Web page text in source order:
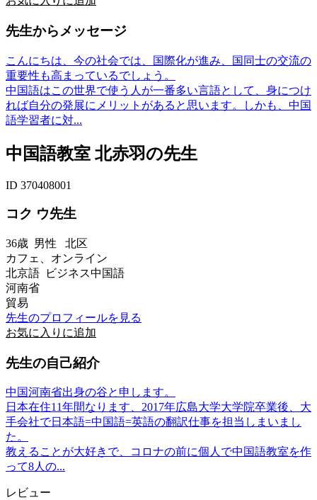
先生からメッセージ
こんにちは、今の社会では、国際化が進み、国同士の交流の
重要性も高まっているでしょう。
中国語はこの世界で使う人が一番多い言語として、身につけ
れば自分の発展にメリットがあると思います。しかも、中国
語学習者に対...
中国語教室 北赤羽の先生
ID 370408001
コク ウ先生
36歳 男性 北区
カフェ、オンライン
北京語 ビジネス中国語
河南省
貿易
先生のプロフィールを見る
お気に入りに追加
先生の自己紹介
中国河南省出身の谷と申します。
日本在住11年間なります、2017年広島大学大学院卒業後、大
手会社で日本語=中国語=英語の翻訳仕事を担当しまいまし
た。
教えることが大好きで、コロナの前に個人で中国語教室を作
って8人の...
レビュー